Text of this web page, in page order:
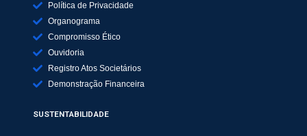
Política de Privacidade
Organograma
Compromisso Ético
Ouvidoria
Registro Atos Societários
Demonstração Financeira
SUSTENTABILIDADE